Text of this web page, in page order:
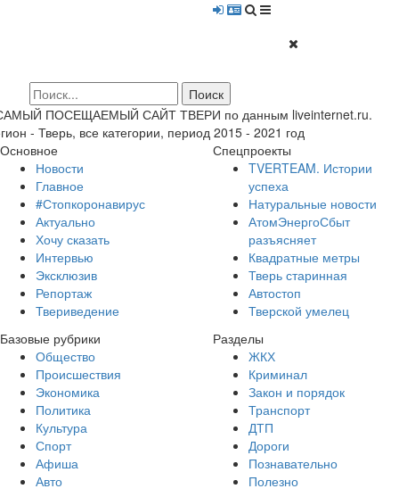
ПОСЕЩАЕМЫЙ САЙТ ТВЕРИ по данным liveinternet.ru.
- Тверь, все категории, период 2015 - 2021 год
Основное
Новости
Главное
#Стопкоронавирус
Актуально
Хочу сказать
Интервью
Эксклюзив
Репортаж
Твериведение
Спецпроекты
TVERTEAM. Истории
успеха
Натуральные новости
АтомЭнергоСбыт
разъясняет
Квадратные метры
Тверь старинная
Автостоп
Тверской умелец
Базовые рубрики
Общество
Происшествия
Экономика
Политика
Культура
Спорт
Афиша
Авто
Разделы
ЖКХ
Криминал
Закон и порядок
Транспорт
ДТП
Дороги
Познавательно
Полезно